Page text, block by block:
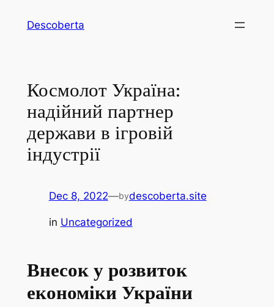
Descoberta
Космолот Україна:
надійний партнер
держави в ігровій
індустрії
Dec 8, 2022—bydescoberta.site
in Uncategorized
Внесок у розвиток
економіки України